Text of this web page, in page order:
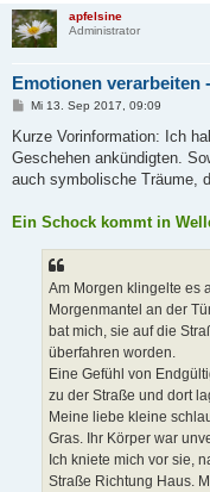
apfelsine
Administrator
Emotionen verarbeiten
B
r
a
Mi 13. Sep 2017, 09:09
Kurze Vorinformation: Ich
Geschehen ankündigten.
auch symbolische Träume,
Ein Schock kommt in
Am Morgen klingelte es
Morgenmantel an der
bat mich, sie auf die
überfahren worden.
Eine Gefühl von
zu der Straße und dort
Meine liebe kleine
Gras. Ihr Körper war
Ich kniete mich vor sie,
Straße Richtung Haus.